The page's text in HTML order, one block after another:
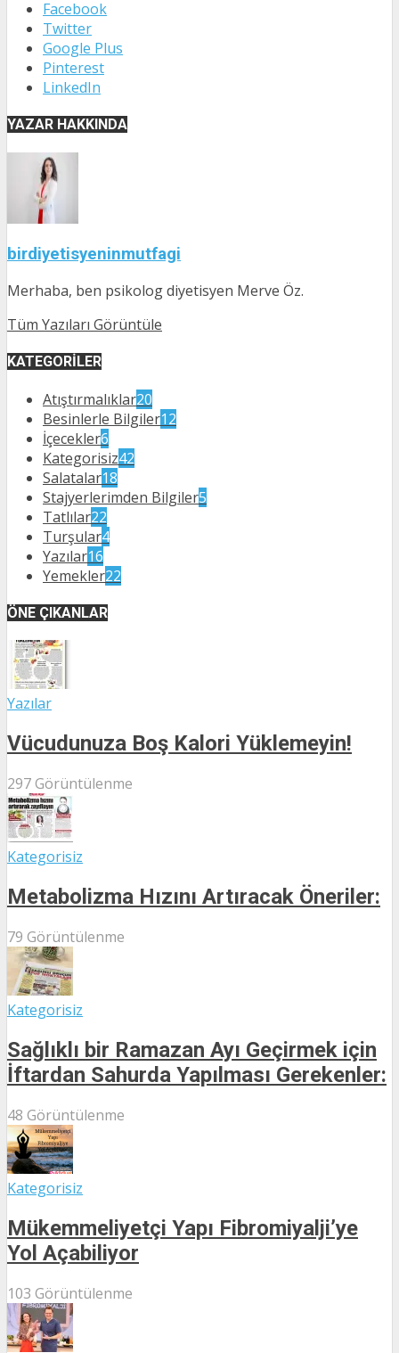
Facebook
Twitter
Google Plus
Pinterest
LinkedIn
YAZAR HAKKINDA
birdiyetisyeninmutfagi
Merhaba, ben psikolog diyetisyen Merve Öz.
Tüm Yazıları Görüntüle
KATEGORILER
Atıştırmalıklar20
Besinlerle Bilgiler12
İçecekler6
Kategorisiz42
Salatalar18
Stajyerlerimden Bilgiler5
Tatlılar22
Turşular4
Yazılar16
Yemekler22
ÖNE ÇIKANLAR
Yazılar
Vücudunuza Boş Kalori Yüklemeyin!
297 Görüntülenme
Kategorisiz
Metabolizma Hızını Artıracak Öneriler:
79 Görüntülenme
Kategorisiz
Sağlıklı bir Ramazan Ayı Geçirmek için
İftardan Sahurda Yapılması Gerekenler:
48 Görüntülenme
Kategorisiz
Mükemmeliyetçi Yapı Fibromiyalji’ye
Yol Açabiliyor
103 Görüntülenme